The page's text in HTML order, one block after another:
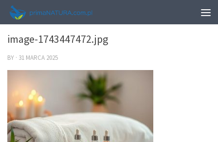
0
image-1743447472.jpg
BY · 31 MARCA 2025